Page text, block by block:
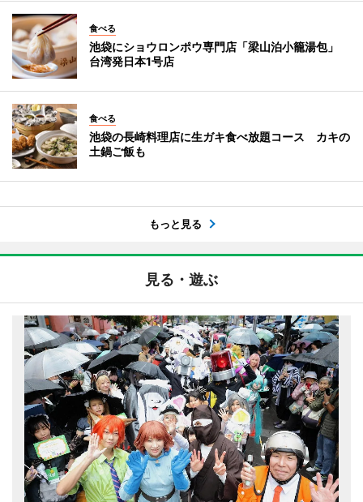
食べる
池袋にショウロンポウ専門店「梁山泊小籠湯包」
台湾発日本1号店
食べる
池袋の長崎料理店に生ガキ食べ放題コース カキの
土鍋ご飯も
もっと見る
見る・遊ぶ